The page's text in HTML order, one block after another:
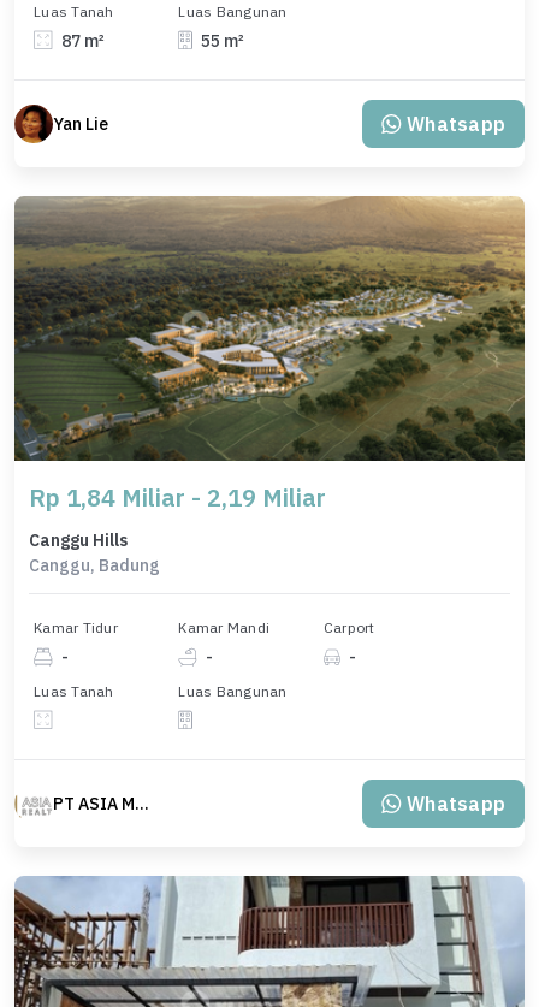
Luas Tanah
87 m²
Luas Bangunan
55 m²
Yan Lie Whatsapp
Rp 1,84 Miliar - 2,19 Miliar
Canggu Hills
Canggu, Badung
Kamar Tidur
-
Kamar Mandi
-
Carport
-
Luas Tanah Luas Bangunan
PT ASIA MAS REALTY Whatsapp